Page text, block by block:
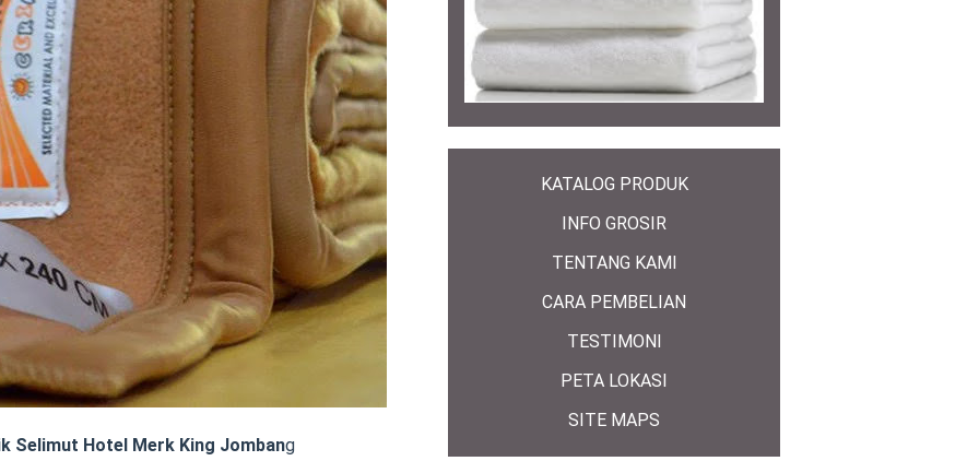
Selimut Hotel Merk King Jombang
KATALOG PRODUK
INFO GROSIR
TENTANG KAMI
CARA PEMBELIAN
TESTIMONI
PETA LOKASI
SITE MAPS